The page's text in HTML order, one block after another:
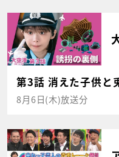
第3話 消えた子供と
8月6日(木)放送分